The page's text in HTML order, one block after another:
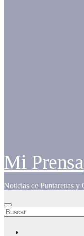
Mi Prensa
Noticias de Puntarenas y